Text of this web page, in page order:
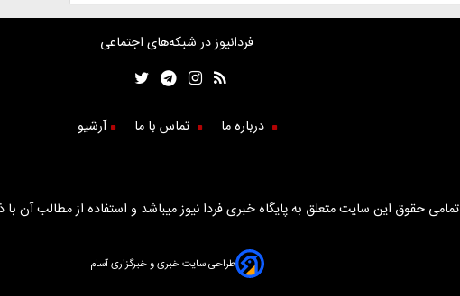
فردانیوز در شبکه‌های اجتماعی
درباره ما تماس با ما آرشیو
تمامی حقوق این سایت متعلق به پایگاه خبری فردا نیوز میباشد و استفاده از مطالب آن با
طراحی سایت خبری و خبرگزاری آسام